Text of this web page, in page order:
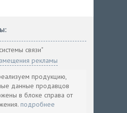
связи"
рекламы
продукцию,
данные продавцов
в блоке справа от
подробнее